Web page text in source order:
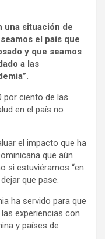
una situación de
el país que
y que seamos
a las
por ciento de las
en el país no
el impacto que ha
que aún
si estuviéramos “en
que pase.
ha servido para que
experiencias con
y países de